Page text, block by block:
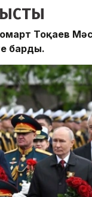
Тоқаев
барды.